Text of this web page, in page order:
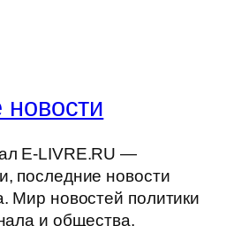
E-LIVRE.RU —
последние новости
Мир новостей политики
и общества,